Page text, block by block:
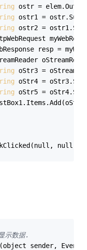
ostr =
ostr1 =
ostr2 =
resp =
oStreamRd
oStr3 =
oStr4 =
oStr5 =
null);
示数据.
(object sender,